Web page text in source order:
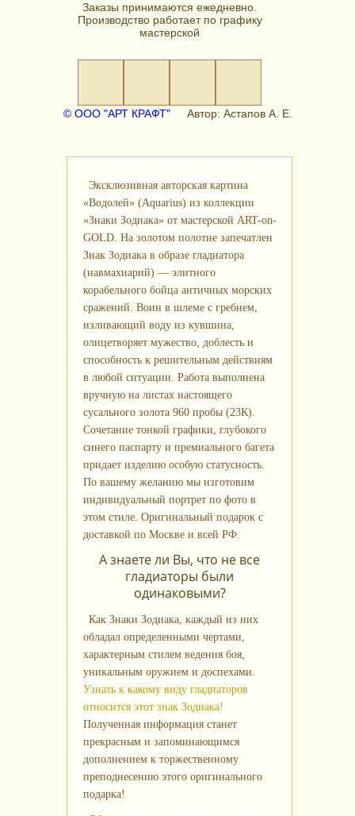
Заказы принимаются ежедневно.
Производство работает по графику
мастерской
© ООО "АРТ КРАФТ" Автор: Астапов А. Е.
Эксклюзивная авторская картина
«Водолей» (Aquarius) из коллекции
«Знаки Зодиака» от мастерской ART-on-
GOLD. На золотом полотне запечатлен
Знак Зодиака в образе гладиатора
(навмахиарий) — элитного
корабельного бойца античных морских
сражений. Воин в шлеме с гребнем,
изливающий воду из кувшина,
олицетворяет мужество, доблесть и
способность к решительным действиям
в любой ситуации. Работа выполнена
вручную на листах настоящего
сусального золота 960 пробы (23К).
Сочетание тонкой графики, глубокого
синего паспарту и премиального багета
придает изделию особую статусность.
По вашему желанию мы изготовим
индивидуальный портрет по фото в
этом стиле. Оригинальный подарок с
доставкой по Москве и всей РФ.
А знаете ли Вы, что не все
гладиаторы были
одинаковыми?
Как Знаки Зодиака, каждый из них
обладал определенными чертами,
характерным стилем ведения боя,
уникальным оружием и доспехами.
Узнать к какому виду гладиаторов
относится этот знак Зодиака!
Полученная информация станет
прекрасным и запоминающимся
дополнением к торжественному
преподнесению этого оригинального
подарка!